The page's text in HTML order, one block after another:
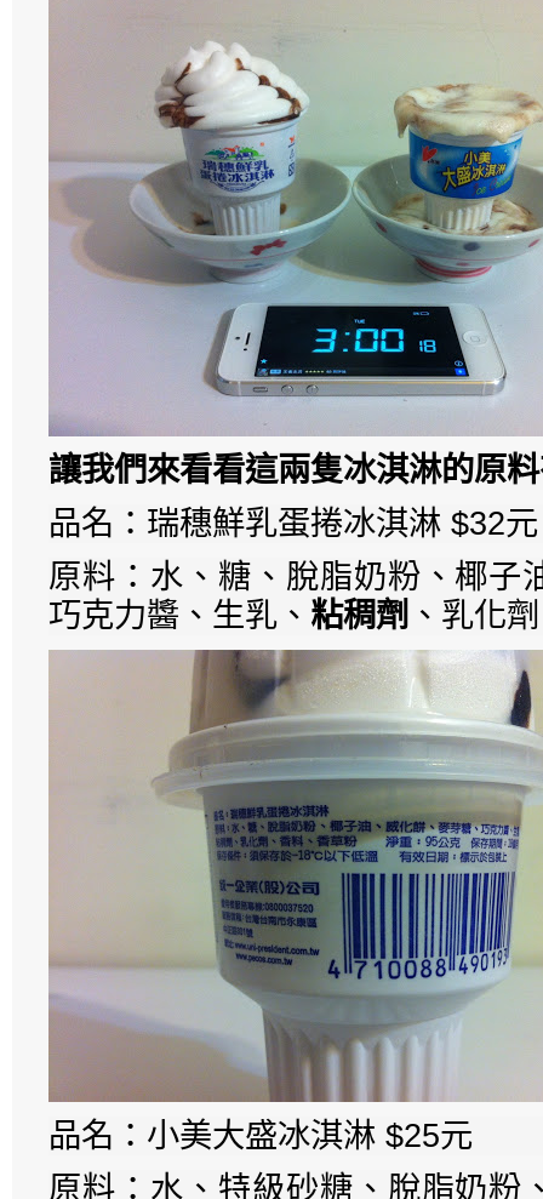
讓我們來看看這兩隻冰淇淋的原
品名：瑞穗鮮乳蛋捲冰淇淋 $32元
原料：水、糖、脫脂奶粉、椰子
巧克力醬、生乳、 粘稠劑 、乳化
品名：小美大盛冰淇淋 $25元
原料：水、特級砂糖、脫脂奶粉